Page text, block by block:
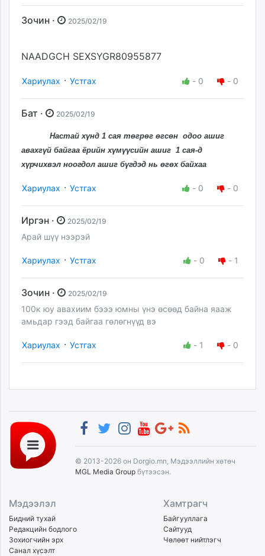
Зочин · 2025/02/19
NAADGCH SEXSYGR80955877
Хариулах · Устгах - 0 - 0
Бат · 2025/02/19
Настай хүнд 1 сая төгрөг өгсөн одоо ашиг
авахгүй байгаа ёрийн хүмүүсийн ашиг 1 сая-д
хүрчихвэл ноогдол ашиг бүгдэд нь өгөх байхаа
Хариулах · Устгах - 0 - 0
Иргэн · 2025/02/19
Арай шүү нээрэй
Хариулах · Устгах - 0 - 1
Зочин · 2025/02/19
100к юу авахиим бэээ юмны үнэ өсөөд байна яааж
амьдар гээд байгаа гөлөгнүүд вэ
Хариулах · Устгах - 1 - 0
© 2013-2026 он Dorgio.mn, Мэдээллийн хөтөч
MGL Media Group бүтээсэн.
Мэдээлэл
Бидний тухай
Редакцийн бодлого
Зохиогчийн эрх
Санал хүсэлт
Хамтрагч
Байгууллага
Сайтууд
Чөлөөт нийтлэгч